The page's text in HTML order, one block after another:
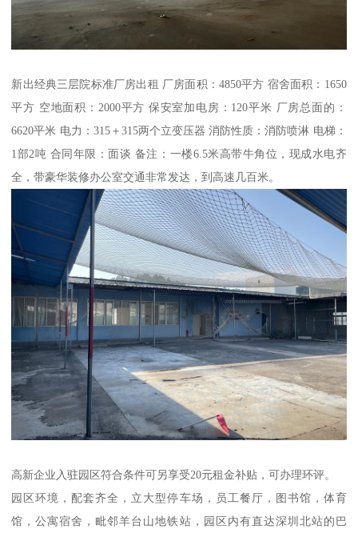
新出经典三层院标准厂房出租 厂房面积：4850平方 宿舍面积：1650
平方 空地面积：2000平方 保安室加电房：120平米 厂房总面的：
6620平米 电力：315＋315两个立变压器 消防性质：消防喷淋 电梯：
1部2吨 合同年限：面谈 备注：一楼6.5米高带牛角位，现成水电齐
全，带豪华装修办公室交通非常发达，到高速几百米。
高新企业入驻园区符合条件可另享受20元租金补贴，可办理环评。
园区环境，配套齐全，立大型停车场，员工餐厅，图书馆，体育
馆，公寓宿舍，毗邻羊台山地铁站，园区内有直达深圳北站的巴